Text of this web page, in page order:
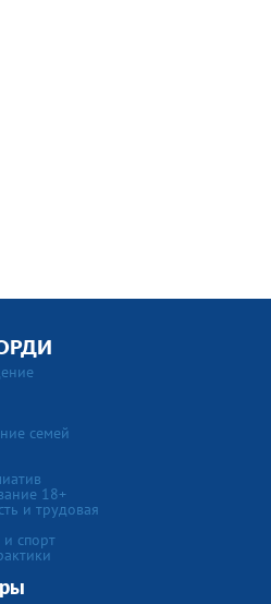
семей
18+
и трудовая
и спорт